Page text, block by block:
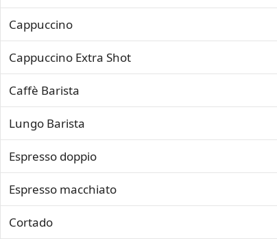
Cappuccino
Cappuccino Extra Shot
Caffè Barista
Lungo Barista
Espresso doppio
Espresso macchiato
Cortado